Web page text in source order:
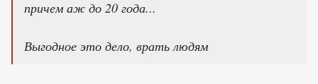
причем аж до 20 года...
Выгодное это дело, врать людям